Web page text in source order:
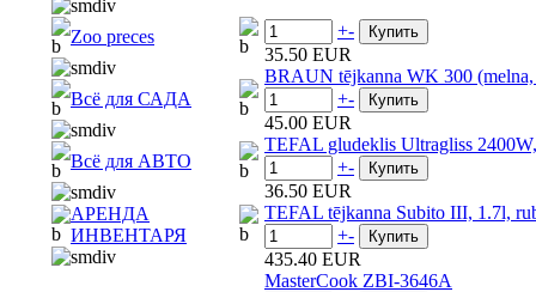
Zoo preces
Всё для САДА
Всё для АВТО
АРЕНДА
ИНВЕНТАРЯ
+-
35.50 EUR
BRAUN tējkanna WK 300 (melna,
+-
45.00 EUR
TEFAL gludeklis Ultragliss
+-
36.50 EUR
TEFAL tējkanna Subito III, 1.7l,
+-
435.40 EUR
MasterCook ZBI-3646A